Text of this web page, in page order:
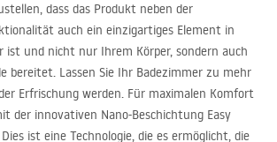
dass das Produkt neben der
auch ein einzigartiges Element in
ist und nicht nur Ihrem Körper, sondern auch
bereitet. Lassen Sie Ihr Badezimmer zu mehr
Erfrischung werden. Für maximalen Komfort
der innovativen Nano-Beschichtung Easy
ist eine Technologie, die es ermöglicht, die